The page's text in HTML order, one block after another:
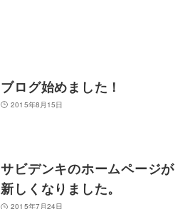
ブログ始めました！
2015年8月15日
サビデンキのホームページが
新しくなりました。
2015年7月24日